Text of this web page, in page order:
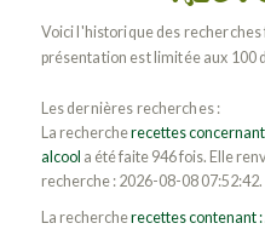
Voici l'historique des
présentation est limitée aux 100
Les dernières recherches :
La rechercherecettes
alcool a été faite 946 fois. Elle
recherche : 2026-08-08 07:52:42.
La rechercherecettes contenant